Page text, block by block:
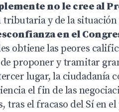
no le cree al
y de la situación
en el
obtiene las peores
proponer y tramitar
lugar, la ciudadanía
el fin de las
tras el fracaso del Sí en